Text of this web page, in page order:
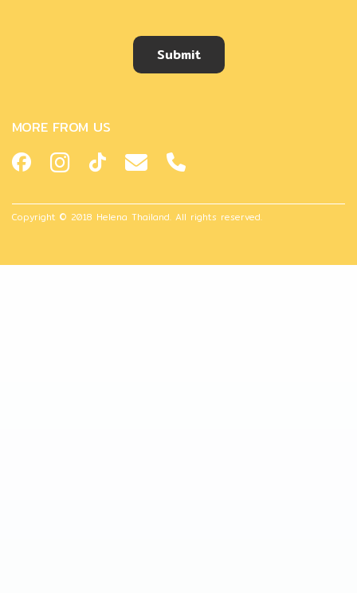
Submit
MORE FROM US
Copyright © 2018 Helena Thailand. All rights reserved.